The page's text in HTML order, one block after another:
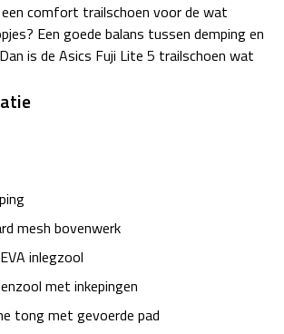
een comfort trailschoen voor de wat
Een goede balans tussen demping en
is de Asics Fuji Lite 5 trailschoen wat
mesh bovenwerk
inlegzool
met inkepingen
tong met gevoerde pad